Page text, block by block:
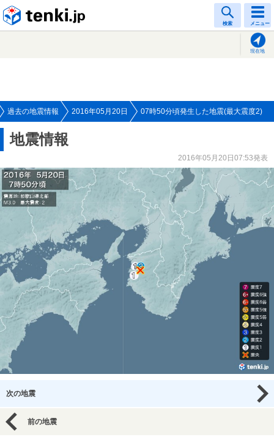
検索 メニュー
現在地
過去の地震情報 2016年05月20日 07時50分頃発生した地震(最大震度2)
地震情報
2016年05月20日07:53発表
次の地震
前の地震